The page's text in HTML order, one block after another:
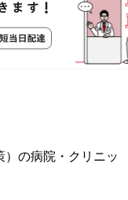
の病院・クリニッ